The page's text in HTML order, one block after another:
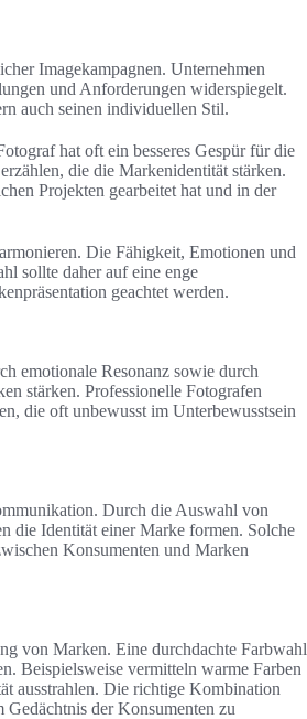
Imagekampagnen. Unternehmen
und Anforderungen widerspiegelt.
auch seinen individuellen Stil.
hat oft ein besseres Gespür für die
die die Markenidentität stärken.
Projekten gearbeitet hat und in der
Die Fähigkeit, Emotionen und
sollte daher auf eine enge
geachtet werden.
emotionale Resonanz sowie durch
stärken. Professionelle Fotografen
die oft unbewusst im Unterbewusstsein
Durch die Auswahl von
die Identität einer Marke formen. Solche
Konsumenten und Marken
von Marken. Eine durchdachte Farbwahl
Beispielsweise vermitteln warme Farben
ausstrahlen. Die richtige Kombination
der Konsumenten zu